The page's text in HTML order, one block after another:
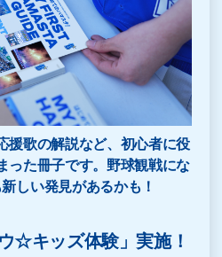
援歌の解説など、初心者に役
った冊子です。野球観戦にな
しい発見があるかも！
☆キッズ体験」実施！